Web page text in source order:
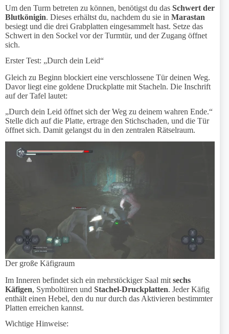
Um den Turm betreten zu können, benötigst du das Schwert der
Blutkönigin. Dieses erhältst du, nachdem du sie in Marastan
besiegt und die drei Grabplatten eingesammelt hast. Setze das
Schwert in den Sockel vor der Turmtür, und der Zugang öffnet
sich.
Erster Test: „Durch dein Leid“
Gleich zu Beginn blockiert eine verschlossene Tür deinen Weg.
Davor liegt eine goldene Druckplatte mit Stacheln. Die Inschrift
auf der Tafel lautet:
„Durch dein Leid öffnet sich der Weg zu deinem wahren Ende.“
Stelle dich auf die Platte, ertrage den Stichschaden, und die Tür
öffnet sich. Damit gelangst du in den zentralen Rätselraum.
Der große Käfigraum
Im Inneren befindet sich ein mehrstöckiger Saal mit sechs
Käfigen, Symboltüren und Stachel-Druckplatten. Jeder Käfig
enthält einen Hebel, den du nur durch das Aktivieren bestimmter
Platten erreichen kannst.
Wichtige Hinweise: